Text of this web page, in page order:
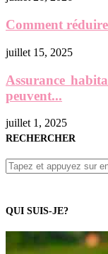
Comment
juillet 15, 2025
Assurance
peuvent...
juillet 1, 2025
RECHERCHER
QUI SUIS-JE?